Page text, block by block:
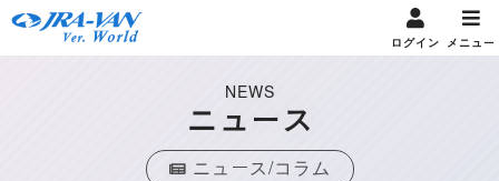
ログイン メニュー
NEWS
ニュース
ニュース/コラム